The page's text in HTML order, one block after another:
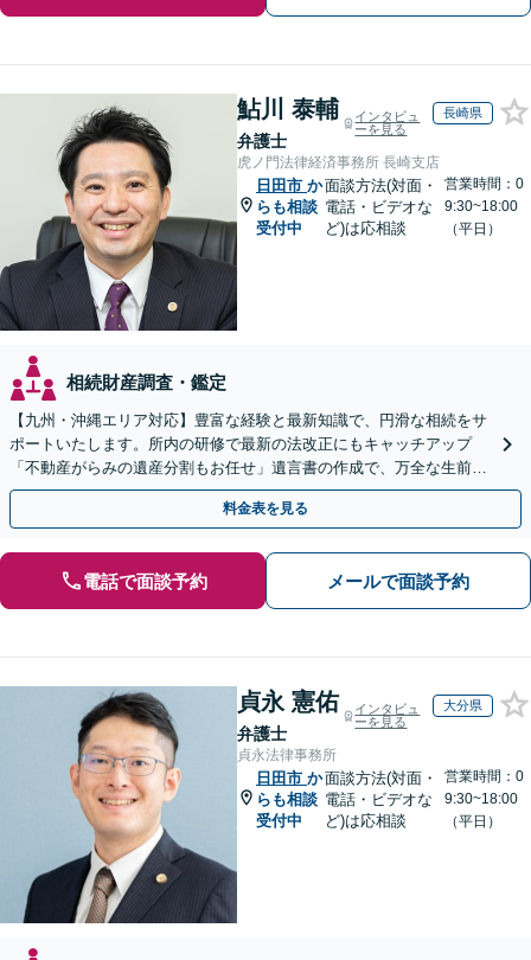
鮎川 泰輔
弁護士
インタビュ
ーを見る
長崎県
虎ノ門法律経済事務所 長崎支店
日田市 か
らも相談
受付中
面談方法(対面・
電話・ビデオな
ど)は応相談
営業時間：0
9:30~18:00
（平日）
相続財産調査・鑑定
【九州・沖縄エリア対応】豊富な経験と最新知識で、円滑な相続をサ
ポートいたします。所内の研修で最新の法改正にもキャッチアップ
「不動産がらみの遺産分割もお任せ」遺言書の作成で、万全な生前対
策をおこないましょう【夜間・休日面談可】
料金表を見る
電話で面談予約 メールで面談予約
貞永 憲佑
弁護士
インタビュ
ーを見る
大分県
貞永法律事務所
日田市 か
らも相談
受付中
面談方法(対面・
電話・ビデオな
ど)は応相談
営業時間：0
9:30~18:00
（平日）